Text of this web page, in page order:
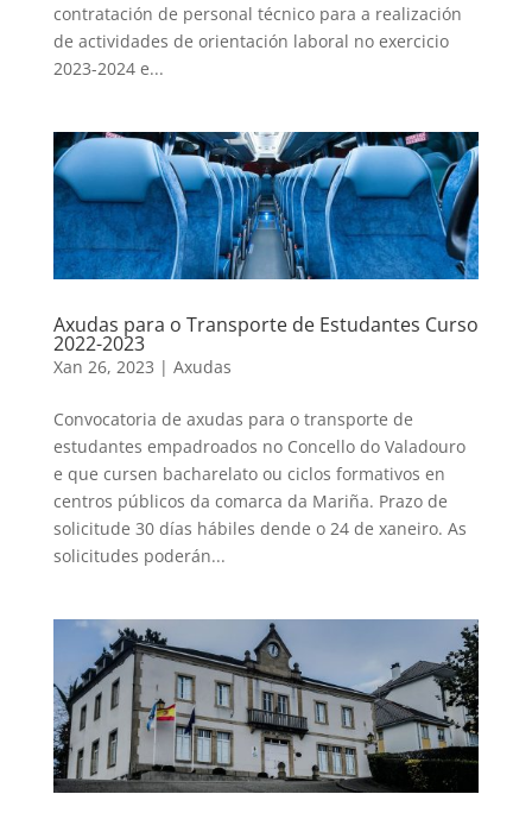
contratación de personal técnico para a realización
de actividades de orientación laboral no exercicio
2023-2024 e...
Axudas para o Transporte de Estudantes Curso
2022-2023
Xan 26, 2023 | Axudas
Convocatoria de axudas para o transporte de
estudantes empadroados no Concello do Valadouro
e que cursen bacharelato ou ciclos formativos en
centros públicos da comarca da Mariña. Prazo de
solicitude 30 días hábiles dende o 24 de xaneiro. As
solicitudes poderán...